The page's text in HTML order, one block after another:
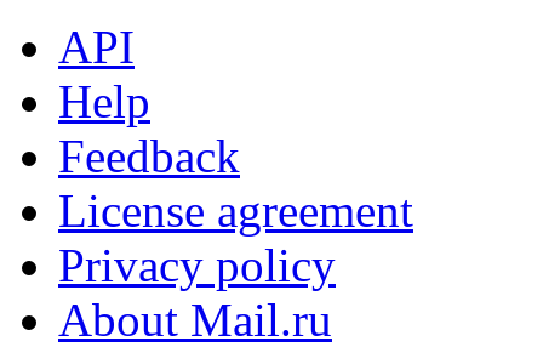
API
Help
Feedback
License agreement
Privacy policy
About Mail.ru